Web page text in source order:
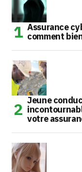
Assurance
comment
Jeune
votre